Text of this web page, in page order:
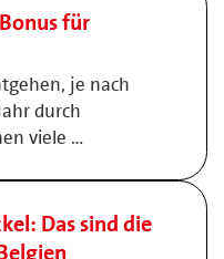
für
je nach
durch
viele …
Das sind die